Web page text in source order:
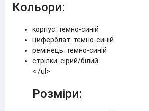
Кольори:
корпус: темно-синій
циферблат: темно-синій
ремінець: темно-синій
стрілки: сірий/білий
< /ul>
Розміри: